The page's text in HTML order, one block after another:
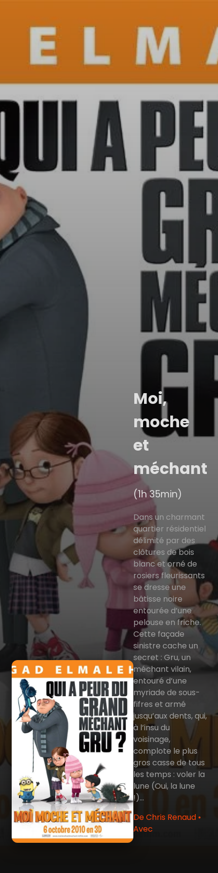
Moi,
moche
et
méchant
(1h 35min)
Dans un charmant
quartier résidentiel
délimité par des
clôtures de bois
blanc et orné de
rosiers fleurissants
se dresse une
bâtisse noire
entourée d’une
pelouse en friche.
Cette façade
sinistre cache un
secret : Gru, un
méchant vilain,
entouré d’une
myriade de sous-
fifres et armé
jusqu’aux dents, qui,
à l’insu du
voisinage,
complote le plus
gros casse de tous
les temps : voler la
lune (Oui, la lune
!)...
De Chris Renaud •
Avec